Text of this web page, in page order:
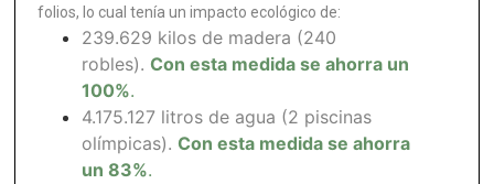
folios, lo cual tenía un impacto ecológico de:
239.629 kilos de madera (240
robles). Con esta medida se ahorra un
100%.
4.175.127 litros de agua (2 piscinas
olímpicas). Con esta medida se ahorra
un 83%.